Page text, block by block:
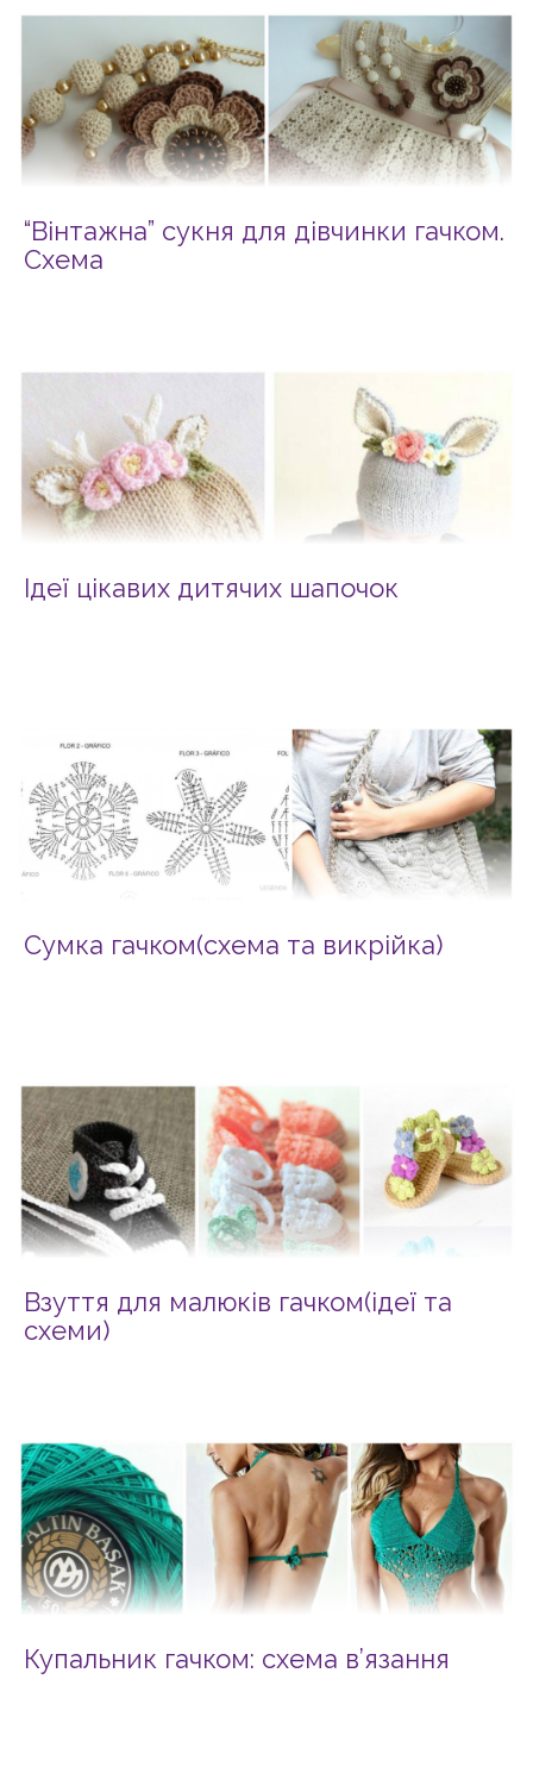
“Вінтажна” сукня для дівчинки гачком.
Схема
Ідеї цікавих дитячих шапочок
Сумка гачком(схема та викрійка)
Взуття для малюків гачком(ідеї та
схеми)
Купальник гачком: схема в’язання